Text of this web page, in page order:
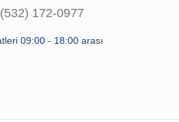
172-0977
09:00 - 18:00 arası